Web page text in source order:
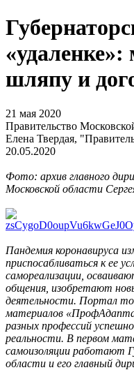
шляпу и
21 мая 2020
Правительство
Елена Твердая,
20.05.2020
Фото: архив главного
Московской области
Пандемия коронавируса
приспосабливаться к ее
самореализации,
общения, изобретают
деятельности. Портал
материалов
разных профессий
реальности. В первом
самоизоляции работают
области и его главный